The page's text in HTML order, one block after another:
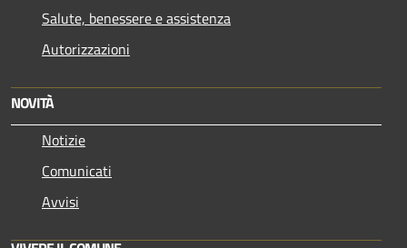
Salute, benessere e assistenza
Autorizzazioni
NOVITÀ
Notizie
Comunicati
Avvisi